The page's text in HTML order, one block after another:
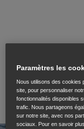
Paramètres les
Nous utilisons des cookies
site, pour personnaliser
fonctionnalités disponibles
trafic. Nous partageons
sur notre site, avec nos
sociaux. Pour en savoir